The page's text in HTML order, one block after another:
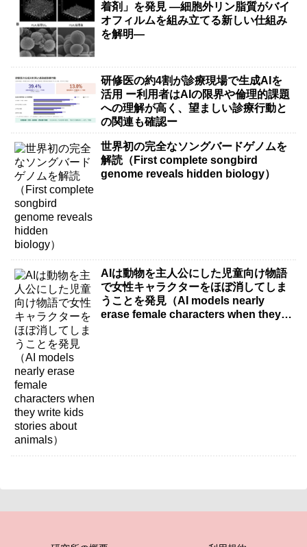
着剤」を発見 ―細胞外リン脂質がバイ
オフィルムを組み立てる新しい仕組み
を解明―
研修医の約4割が診療現場で生成AIを
活用 ー利用者はAIの限界や倫理的課題
への理解が高く、望ましい診療行動と
の関連も確認ー
世界初の完全なソングバードゲノムを
解読（First complete songbird
genome reveals hidden biology）
AIは動物を主人公にした児童向け物語
で女性キャラクターをほぼ消してしま
うことを発見（AI models nearly
erase female characters when they